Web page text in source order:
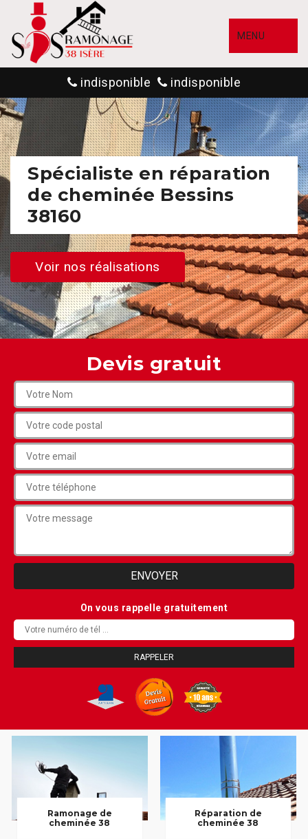
MENU
indisponible indisponible
Spécialiste en réparation
de cheminée Bessins
38160
Voir nos réalisations
Devis gratuit
On vous rappelle gratuitement
Ramonage de
cheminée 38
Réparation de
cheminée 38